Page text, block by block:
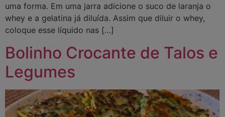
uma forma. Em uma jarra adicione o suco de laranja o
whey e a gelatina já diluída. Assim que diluir o whey,
coloque esse líquido nas […]
Bolinho Crocante de Talos e
Legumes